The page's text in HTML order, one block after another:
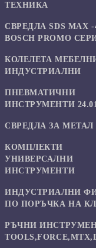
ТЕХНИКА
СВРЕДЛА SDS MAX -
BOSCH PROMO
КОЛЕЛЕТА
ИНДУСТРИАЛНИ
ПНЕВМАТИЧНИ
ИНСТРУМЕНТИ
СВРЕДЛА ЗА МЕТАЛ
КОМПЛЕКТИ
УНИВЕРСАЛНИ
ИНСТРУМЕНТИ
ИНДУСТРИАЛНИ
ПО ПОРЪЧКА НА
РЪЧНИ